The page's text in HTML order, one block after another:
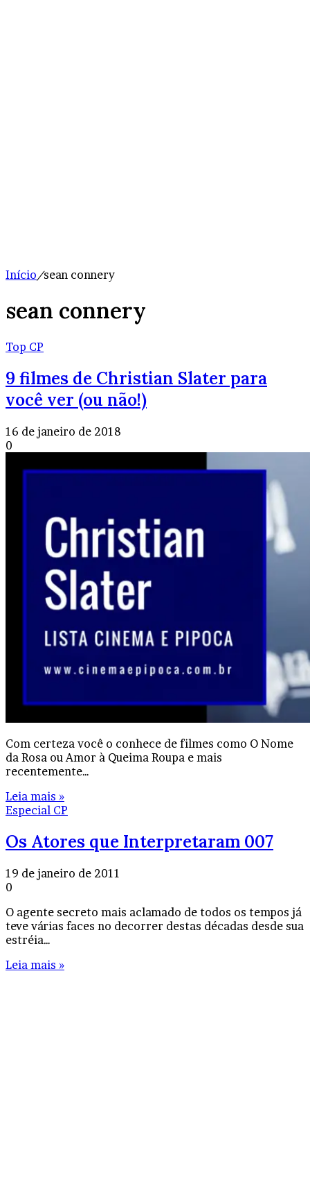
Início/sean connery
sean connery
Top CP
9 filmes de Christian Slater para
você ver (ou não!)
16 de janeiro de 2018
0
Com certeza você o conhece de filmes como O Nome
da Rosa ou Amor à Queima Roupa e mais
recentemente…
Leia mais »
Especial CP
Os Atores que Interpretaram 007
19 de janeiro de 2011
0
O agente secreto mais aclamado de todos os tempos já
teve várias faces no decorrer destas décadas desde sua
estréia…
Leia mais »